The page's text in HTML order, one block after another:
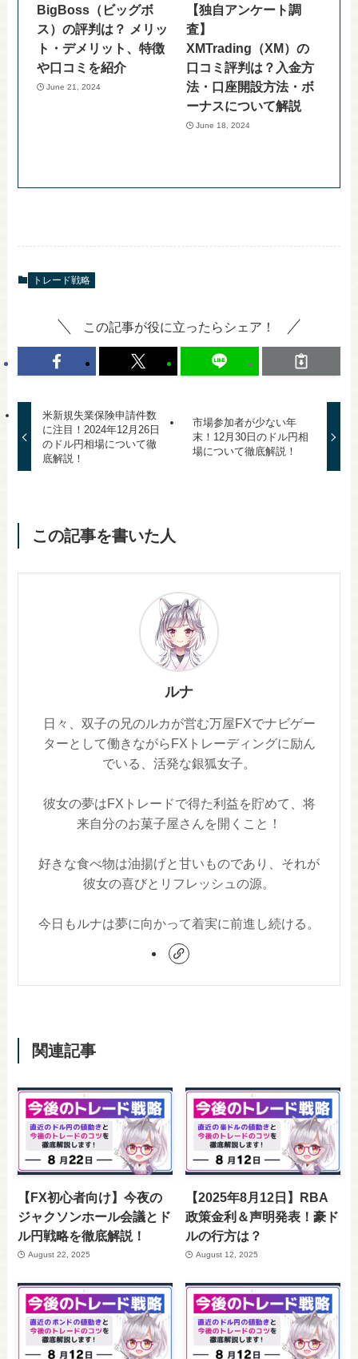
BigBoss（ビッグボ
ス）の評判は？ メリッ
ト・デメリット、特徴
や口コミを紹介
June 21, 2024
【独自アンケート調
査】
XMTrading（XM）の
口コミ評判は？入金方
法・口座開設方法・ボ
ーナスについて解説
June 18, 2024
トレード戦略
この記事が役に立ったらシェア！
米新規失業保険申請件数
に注目！2024年12月26日
のドル円相場について徹
底解説！
市場参加者が少ない年
末！12月30日のドル円相
場について徹底解説！
この記事を書いた人
ルナ
日々、双子の兄のルカが営む万屋FXでナビゲー
ターとして働きながらFXトレーディングに励ん
でいる、活発な銀狐女子。
彼女の夢はFXトレードで得た利益を貯めて、将
来自分のお菓子屋さんを開くこと！
好きな食べ物は油揚げと甘いものであり、それが
彼女の喜びとリフレッシュの源。
今日もルナは夢に向かって着実に前進し続ける。
関連記事
【FX初心者向け】今夜の
ジャクソンホール会議とド
ル円戦略を徹底解説！
August 22, 2025
【2025年8月12日】RBA
政策金利＆声明発表！豪ド
ルの行方は？
August 12, 2025